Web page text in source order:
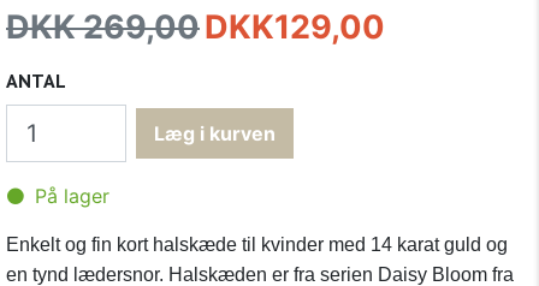
DKK 269,00DKK129,00
ANTAL
På lager
Enkelt og fin kort halskæde til kvinder med 14 karat guld og
en tynd lædersnor. Halskæden er fra serien Daisy Bloom fra